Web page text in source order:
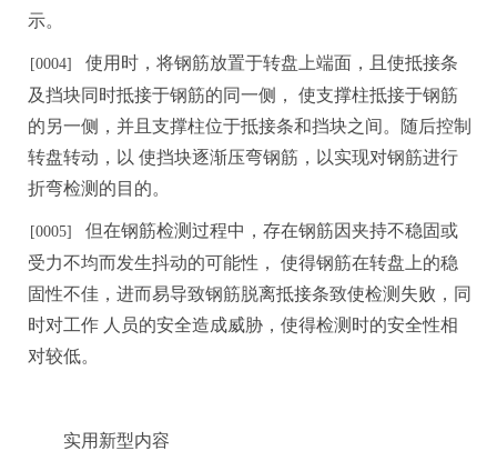
示。
[0004] 使用时，将钢筋放置于转盘上端面，且使抵接条
及挡块同时抵接于钢筋的同一侧，
使支撑柱抵接于钢筋
的另一侧，并且支撑柱位于抵接条和挡块之间。随后控制
转盘转动，以 使挡块逐渐压弯钢筋，以实现对钢筋进行
折弯检测的目的。
[0005]
但在钢筋检测过程中，存在钢筋因夹持不稳固或
受力不均而发生抖动的可能性，
使得钢筋在转盘上的稳
固性不佳，进而易导致钢筋脱离抵接条致使检测失败，同
时对工作 人 员的安全造成威胁，使得检测时的安全性相
对较低。
实用 新型内容